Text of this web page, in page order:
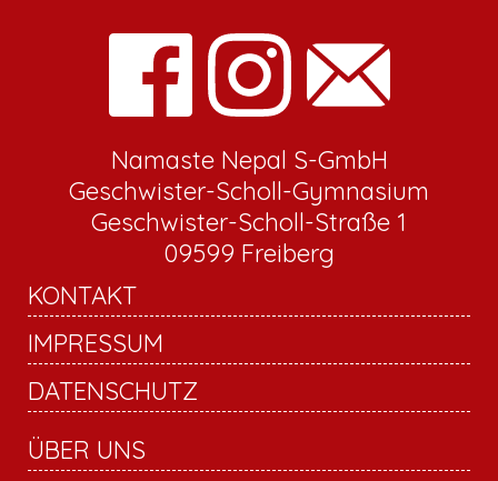
Namaste Nepal S-GmbH
Geschwister-Scholl-Gymnasium
Geschwister-Scholl-Straße 1
09599 Freiberg
KONTAKT
IMPRESSUM
DATENSCHUTZ
ÜBER UNS